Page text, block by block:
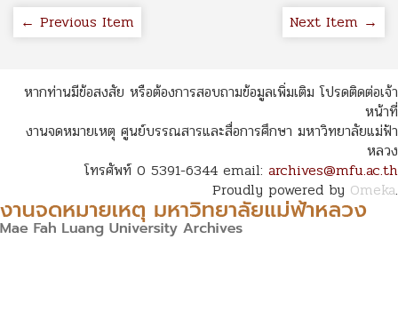
← Previous Item Next Item →
หากท่านมีข้อสงสัย หรือต้องการสอบถามข้อมูลเพิ่มเติม โปรดติดต่อเจ้า
หน้าที่
งานจดหมายเหตุ ศูนย์บรรณสารและสื่อการศึกษา มหาวิทยาลัยแม่ฟ้า
หลวง
โทรศัพท์ 0 5391-6344 email: archives@mfu.ac.th
Proudly powered by Omeka.